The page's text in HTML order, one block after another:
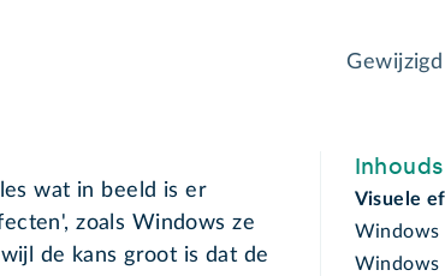
wat in beeld is er
zoals Windows ze
de kans groot is dat de
Visuele
Windows
Windows